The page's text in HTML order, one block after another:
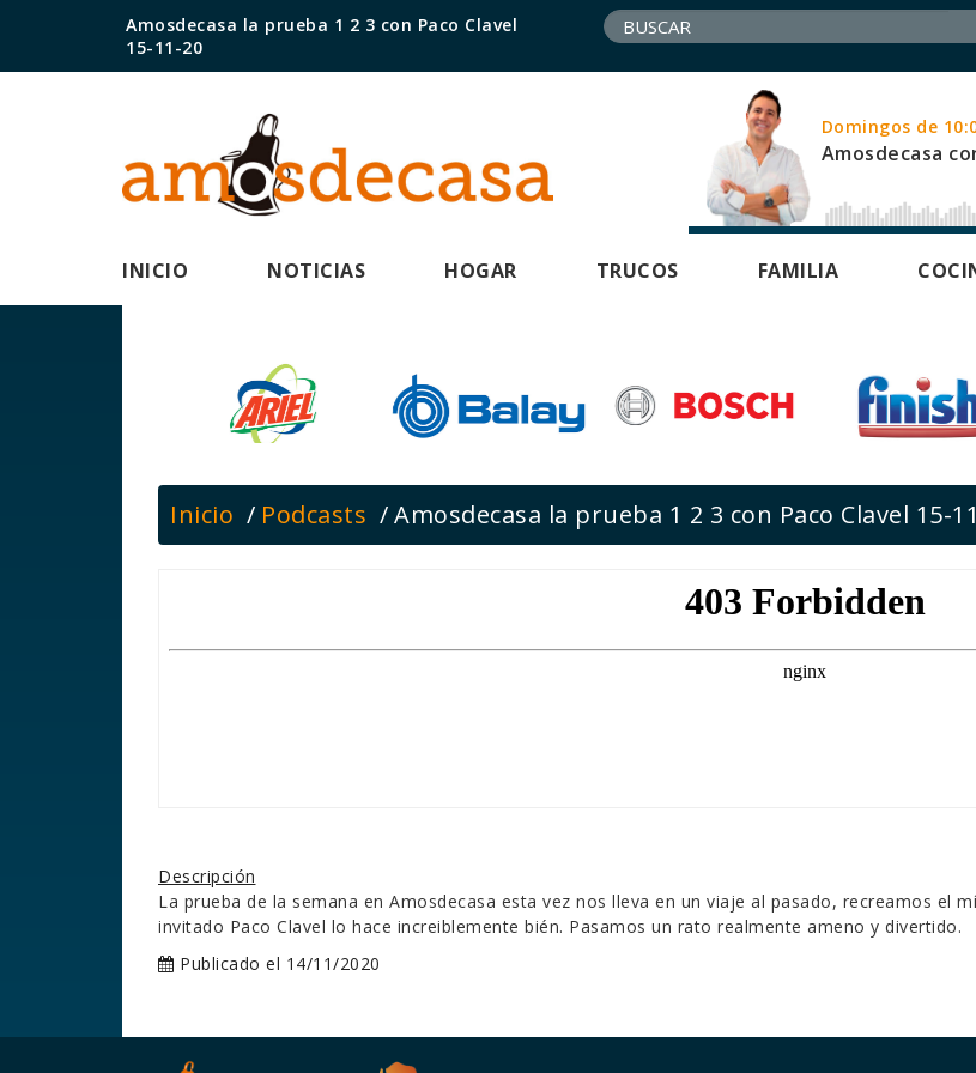
Amosdecasa la prueba 1 2 3 con Paco Clavel
15-11-20
Domingos de
Amosdecasa
INICIO NOTICIAS HOGAR TRUCOS FAMILIA
Inicio Podcasts Amosdecasa la prueba 1 2 3 con Paco Clavel 15-
Descripción
La prueba de la semana en Amosdecasa esta vez nos lleva en un viaje al pasado, recreamos el
invitado Paco Clavel lo hace increiblemente bién. Pasamos un rato realmente ameno y divertido.
Publicado el 14/11/2020